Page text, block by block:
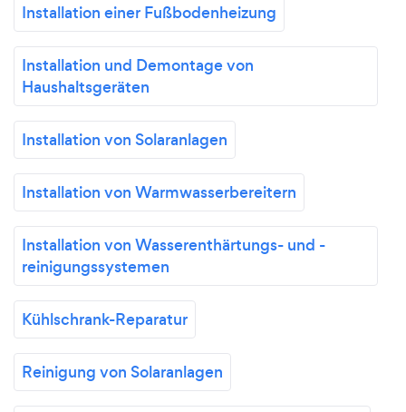
Installation einer Fußbodenheizung
Installation und Demontage von
Haushaltsgeräten
Installation von Solaranlagen
Installation von Warmwasserbereitern
Installation von Wasserenthärtungs- und -
reinigungssystemen
Kühlschrank-Reparatur
Reinigung von Solaranlagen